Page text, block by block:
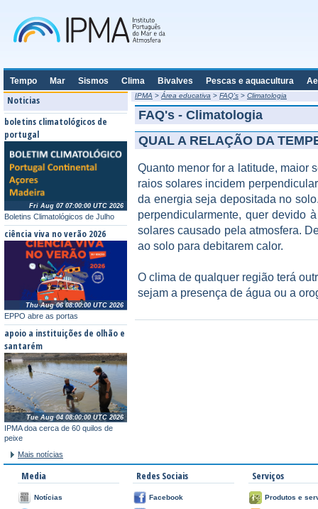
Tempo Mar Sismos Clima Bivalves Pescas e aquacultura
Noticias
boletins climatológicos de
portugal
Boletins Climatológicos de Julho
Fri Aug 07 07:00:00 UTC 2026
ciência viva no verão 2026
EPPO abre as portas
Thu Aug 06 08:00:00 UTC 2026
apoio a instituições de olhão e
santarém
IPMA doa cerca de 60 quilos de
peixe
Tue Aug 04 08:00:00 UTC 2026
Mais notícias
IPMA > Área educativa > FAQ's > Climatologia
FAQ's - Climatologia
QUAL A RELAÇÃO DA
Quanto menor for a latitude, maior
raios solares incidem
da energia seja depositada no
perpendicularmente, quer devido
solares causado pela atmosfera.
ao solo para debitarem calor.
O clima de qualquer região terá
sejam a presença de água ou a
Media
Notícias
Redes Sociais
Facebook
Serviços
Produtos e